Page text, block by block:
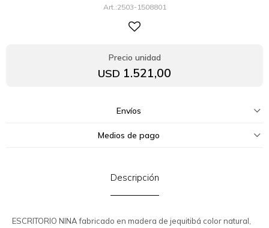
2503-1508801
USD 1.521,00
Envíos
Medios de pago
Descripción
ESCRITORIO NINA fabricado en madera de jequitibá color natural,